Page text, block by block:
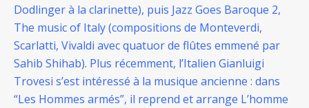
Dodlinger à la clarinette), puis Jazz Goes Baroque 2,
The music of Italy (compositions de Monteverdi,
Scarlatti, Vivaldi avec quatuor de flûtes emmené par
Sahib Shihab). Plus récemment, l’Italien Gianluigi
Trovesi s’est intéressé à la musique ancienne : dans
“Les Hommes armés”, il reprend et arrange L’homme